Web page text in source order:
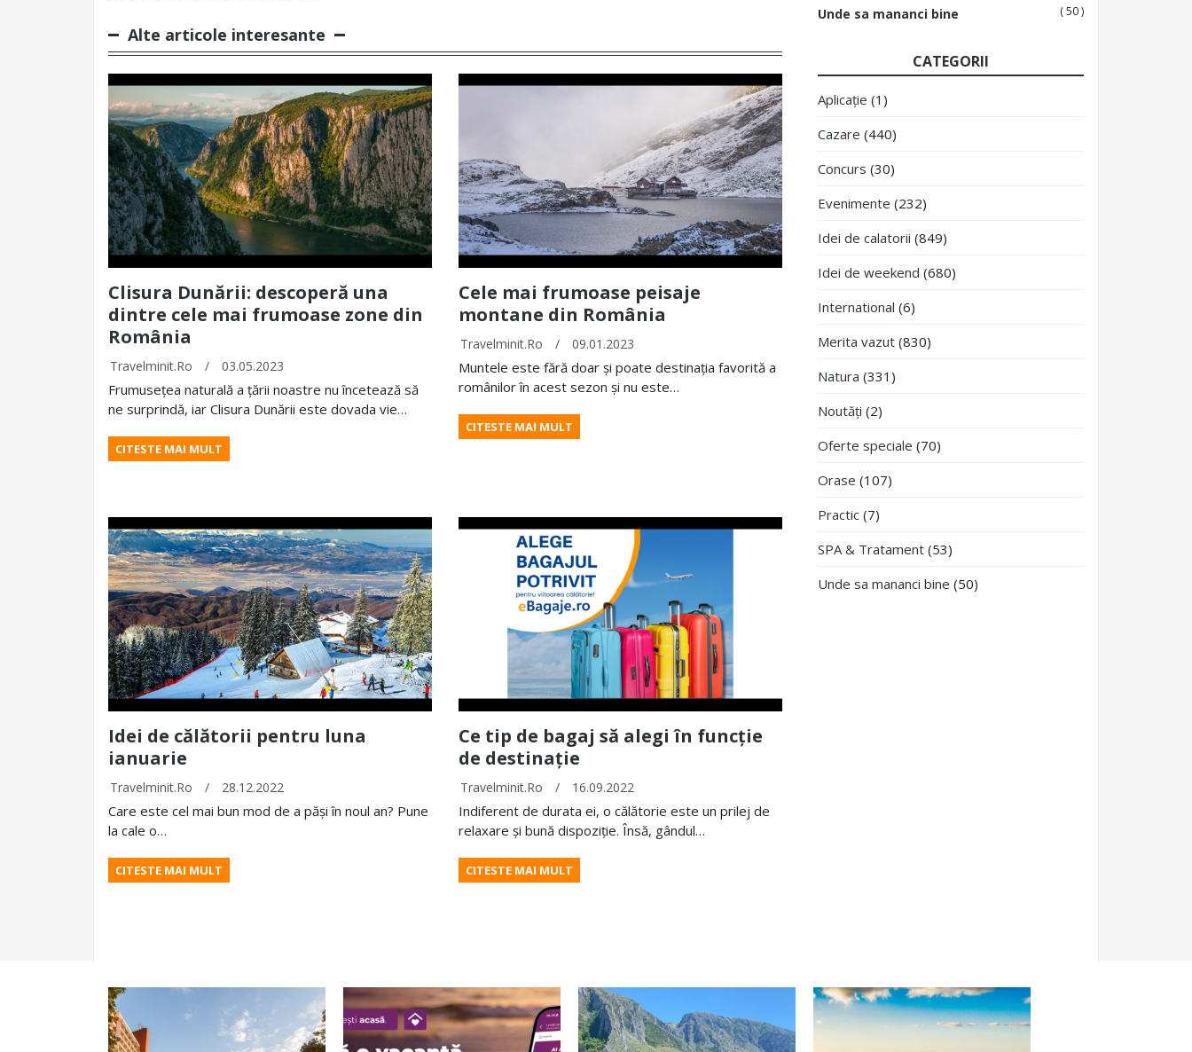
Alte articole interesante
Clisura Dunării: descoperă una
dintre cele mai frumoase zone din
România
Travelminit.ro / 03.05.2023
Frumusețea naturală a țării noastre nu încetează să
ne surprindă, iar Clisura Dunării este dovada vie…
CITESTE MAI MULT
Cele mai frumoase peisaje
montane din România
Travelminit.ro / 09.01.2023
Muntele este fără doar și poate destinația favorită a
românilor în acest sezon și nu este…
CITESTE MAI MULT
Idei de călătorii pentru luna
ianuarie
Travelminit.ro / 28.12.2022
Care este cel mai bun mod de a păși în noul an? Pune
la cale o…
CITESTE MAI MULT
Ce tip de bagaj să alegi în funcție
de destinație
Travelminit.ro / 16.09.2022
Indiferent de durata ei, o călătorie este un prilej de
relaxare și bună dispoziție. Însă, gândul…
CITESTE MAI MULT
Unde sa mananci bine ( 50 )
CATEGORII
Aplicație (1)
Cazare (440)
Concurs (30)
Evenimente (232)
Idei de calatorii (849)
Idei de weekend (680)
International (6)
Merita vazut (830)
Natura (331)
Noutăți (2)
Oferte speciale (70)
Orase (107)
Practic (7)
SPA & Tratament (53)
Unde sa mananci bine (50)